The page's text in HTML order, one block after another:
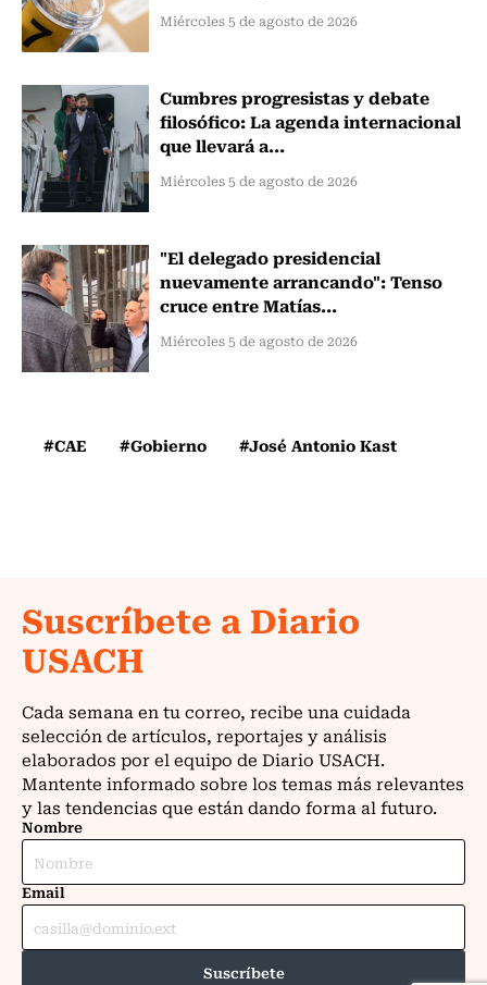
Miércoles 5 de agosto de 2026
Cumbres progresistas y debate
filosófico: La agenda internacional
que llevará a...
Miércoles 5 de agosto de 2026
"El delegado presidencial
nuevamente arrancando": Tenso
cruce entre Matías...
Miércoles 5 de agosto de 2026
#CAE #Gobierno #José Antonio Kast